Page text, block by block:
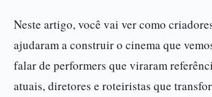
Neste artigo, você vai ver como
ajudaram a construir o cinema que
falar de performers que viraram
atuais, diretores e roteiristas que